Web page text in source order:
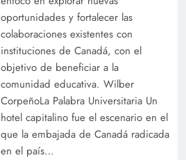
oportunidades y fortalecer las
colaboraciones existentes con
instituciones de Canadá, con el
objetivo de beneficiar a la
comunidad educativa. Wilber
CorpeñoLa Palabra Universitaria Un
hotel capitalino fue el escenario en el
que la embajada de Canadá radicada
en el país…